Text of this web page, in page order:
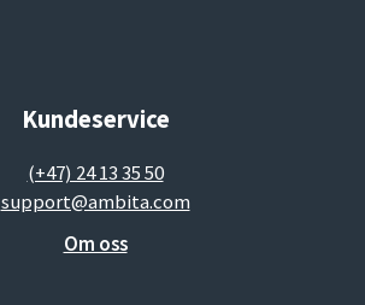
Kundeservice
(+47) 24 13 35 50
support@ambita.com
Om oss